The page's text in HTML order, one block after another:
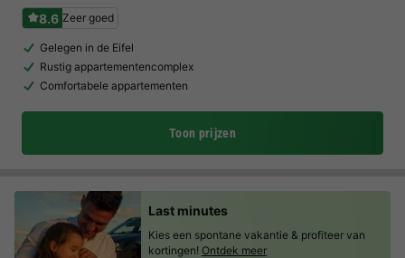
8.6 Zeer goed
Gelegen in de Eifel
Rustig appartementencomplex
Comfortabele appartementen
Toon prijzen
Last minutes
Kies een spontane vakantie & profiteer van
kortingen! Ontdek meer